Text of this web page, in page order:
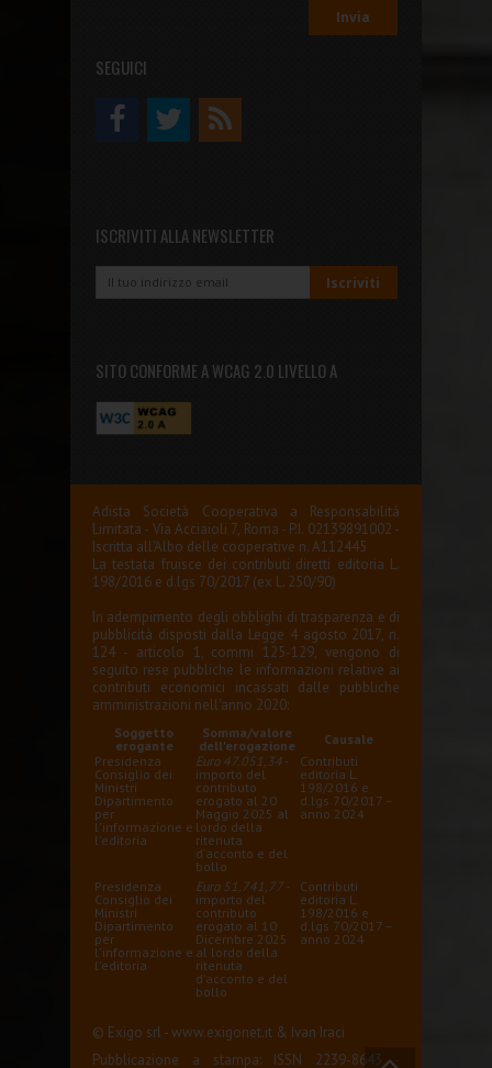
SEGUICI
ISCRIVITI ALLA NEWSLETTER
SITO CONFORME A WCAG 2.0 LIVELLO A
Adista Società Cooperativa a Responsabilità
Limitata - Via Acciaioli 7, Roma - P.I. 02139891002 -
Iscritta all'Albo delle cooperative n. A112445
La testata fruisce dei contributi diretti editoria L.
198/2016 e d.lgs 70/2017 (ex L. 250/90)
In adempimento degli obblighi di trasparenza e di
pubblicità disposti dalla Legge 4 agosto 2017, n.
124 - articolo 1, commi 125-129, vengono di
seguito rese pubbliche le informazioni relative ai
contributi economici incassati dalle pubbliche
amministrazioni nell'anno 2020:
Soggetto
erogante
Somma/valore
dell'erogazione
Causale
Presidenza
Consiglio dei
Ministri
Dipartimento
per
l'informazione e
l'editoria
Euro 47.051,34 -
importo del
contributo
erogato al 20
Maggio 2025 al
lordo della
ritenuta
d'acconto e del
bollo
Contributi
editoria L.
198/2016 e
d.lgs 70/2017 –
anno 2024
Presidenza
Consiglio dei
Ministri
Dipartimento
per
l'informazione e
l'editoria
Euro 51.741,77 -
importo del
contributo
erogato al 10
Dicembre 2025
al lordo della
ritenuta
d'acconto e del
bollo
Contributi
editoria L.
198/2016 e
d.lgs 70/2017 –
anno 2024
© Exigo srl -www.exigonet.it & Ivan Iraci
Pubblicazione a stampa: ISSN 2239-8643 -